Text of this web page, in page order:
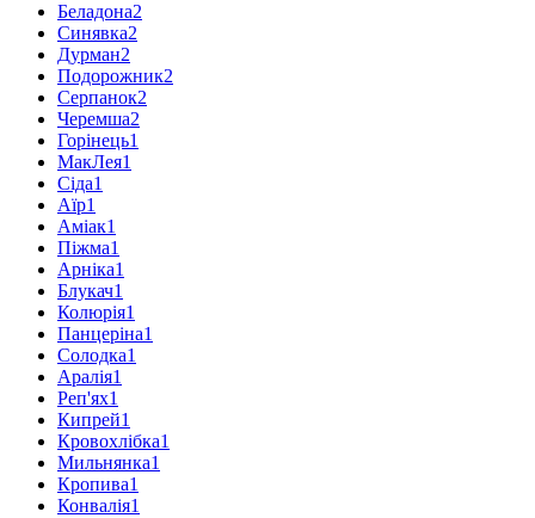
Беладона2
Синявка2
Дурман2
Подорожник2
Серпанок2
Черемша2
Горінець1
МакЛея1
Сіда1
Аїр1
Аміак1
Піжма1
Арніка1
Блукач1
Колюрія1
Панцеріна1
Солодка1
Аралія1
Реп'ях1
Кипрей1
Кровохлібка1
Мильнянка1
Кропива1
Конвалія1